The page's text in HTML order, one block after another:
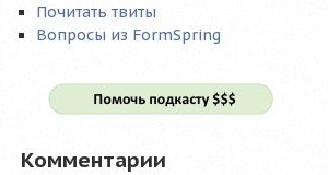
Почитать твиты
Вопросы из FormSpring
Комментарии